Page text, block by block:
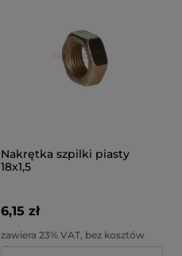
Nakrętka szpilki piasty
18x1,5
6,15 zł
zawiera 23% VAT, bez kosztów
dostawy